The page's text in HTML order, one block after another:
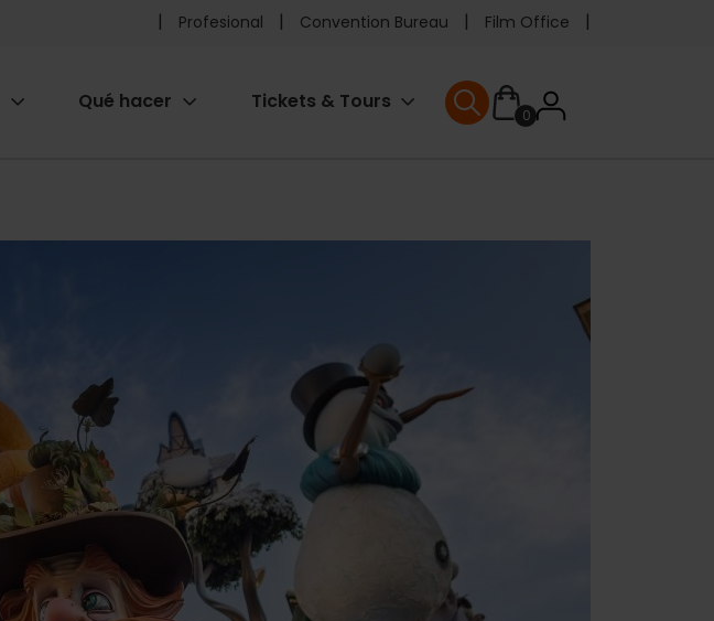
Pre
header
Profesional Convention Bureau Film Office
Qué hacer Tickets & Tours
0User
User menu